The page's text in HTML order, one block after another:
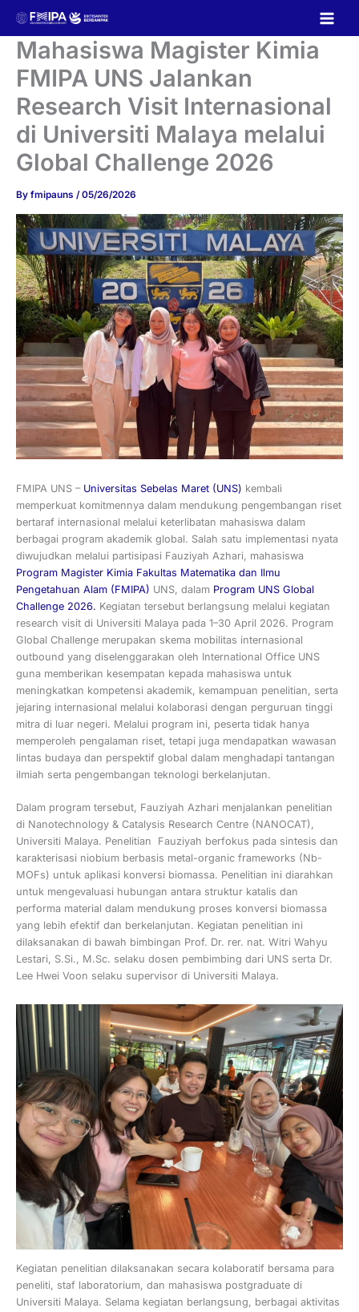
contentMahasiswa Magister Kimia
FMIPA UNS Jalankan
Research Visit Internasional
di Universiti Malaya melalui
Global Challenge 2026
By fmipauns /05/26/2026
FMIPA UNS – Universitas Sebelas Maret (UNS) kembali
memperkuat komitmennya dalam mendukung pengembangan riset
bertaraf internasional melalui keterlibatan mahasiswa dalam
berbagai program akademik global. Salah satu implementasi nyata
diwujudkan melalui partisipasi Fauziyah Azhari, mahasiswa
Program Magister Kimia Fakultas Matematika dan Ilmu
Pengetahuan Alam (FMIPA) UNS, dalam Program UNS Global
Challenge 2026. Kegiatan tersebut berlangsung melalui kegiatan
research visit di Universiti Malaya pada 1–30 April 2026. Program
Global Challenge merupakan skema mobilitas internasional
outbound yang diselenggarakan oleh International Office UNS
guna memberikan kesempatan kepada mahasiswa untuk
meningkatkan kompetensi akademik, kemampuan penelitian, serta
jejaring internasional melalui kolaborasi dengan perguruan tinggi
mitra di luar negeri. Melalui program ini, peserta tidak hanya
memperoleh pengalaman riset, tetapi juga mendapatkan wawasan
lintas budaya dan perspektif global dalam menghadapi tantangan
ilmiah serta pengembangan teknologi berkelanjutan.
Dalam program tersebut, Fauziyah Azhari menjalankan penelitian
di Nanotechnology & Catalysis Research Centre (NANOCAT),
Universiti Malaya. Penelitian Fauziyah berfokus pada sintesis dan
karakterisasi niobium berbasis metal-organic frameworks (Nb-
MOFs) untuk aplikasi konversi biomassa. Penelitian ini diarahkan
untuk mengevaluasi hubungan antara struktur katalis dan
performa material dalam mendukung proses konversi biomassa
yang lebih efektif dan berkelanjutan. Kegiatan penelitian ini
dilaksanakan di bawah bimbingan Prof. Dr. rer. nat. Witri Wahyu
Lestari, S.Si., M.Sc. selaku dosen pembimbing dari UNS serta Dr.
Lee Hwei Voon selaku supervisor di Universiti Malaya.
Kegiatan penelitian dilaksanakan secara kolaboratif bersama para
peneliti, staf laboratorium, dan mahasiswa postgraduate di
Universiti Malaya. Selama kegiatan berlangsung, berbagai aktivitas